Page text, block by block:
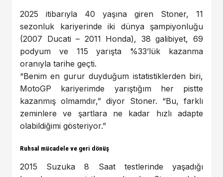
2025 itibarıyla 40 yaşına giren Stoner, 11
sezonluk kariyerinde iki dünya şampiyonluğu
(2007 Ducati – 2011 Honda), 38 galibiyet, 69
podyum ve 115 yarışta %33’lük kazanma
oranıyla tarihe geçti.
“Benim en gurur duyduğum istatistiklerden biri,
MotoGP kariyerimde yarıştığım her pistte
kazanmış olmamdır,” diyor Stoner. “Bu, farklı
zeminlere ve şartlara ne kadar hızlı adapte
olabildiğimi gösteriyor.”
Ruhsal mücadele ve geri dönüş
2015 Suzuka 8 Saat testlerinde yaşadığı